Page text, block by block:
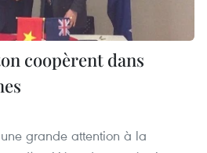
coopèrent dans
grande attention à la